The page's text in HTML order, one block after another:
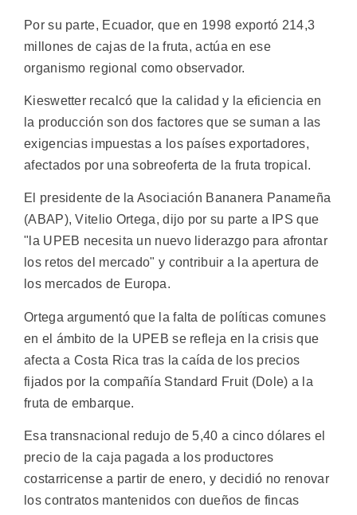
Por su parte, Ecuador, que en 1998 exportó 214,3
millones de cajas de la fruta, actúa en ese
organismo regional como observador.
Kieswetter recalcó que la calidad y la eficiencia en
la producción son dos factores que se suman a las
exigencias impuestas a los países exportadores,
afectados por una sobreoferta de la fruta tropical.
El presidente de la Asociación Bananera Panameña
(ABAP), Vitelio Ortega, dijo por su parte a IPS que
"la UPEB necesita un nuevo liderazgo para afrontar
los retos del mercado" y contribuir a la apertura de
los mercados de Europa.
Ortega argumentó que la falta de políticas comunes
en el ámbito de la UPEB se refleja en la crisis que
afecta a Costa Rica tras la caída de los precios
fijados por la compañía Standard Fruit (Dole) a la
fruta de embarque.
Esa transnacional redujo de 5,40 a cinco dólares el
precio de la caja pagada a los productores
costarricense a partir de enero, y decidió no renovar
los contratos mantenidos con dueños de fincas